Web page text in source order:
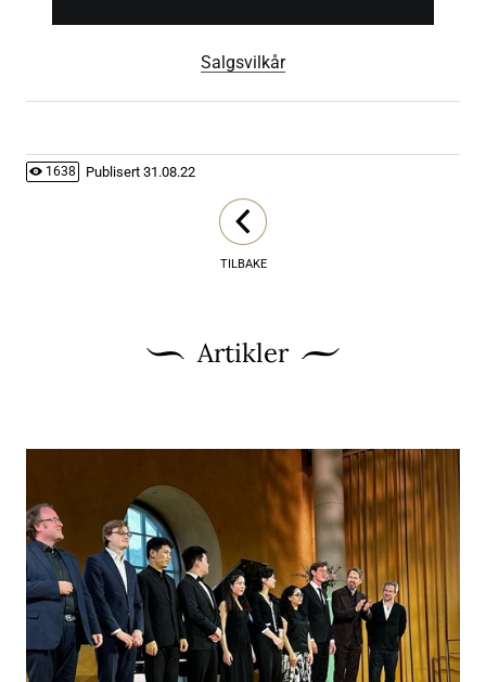
Salgsvilkår
1638 Publisert 31.08.22
TILBAKE
Artikler